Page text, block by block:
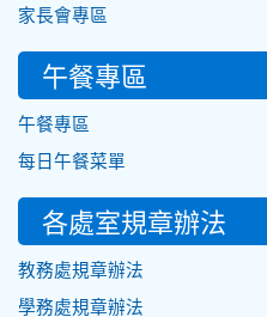
家長會專區
午餐專區
午餐專區
每日午餐菜單
各處室規章辦法
教務處規章辦法
學務處規章辦法